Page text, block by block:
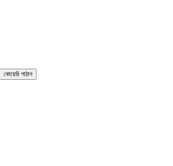
কোয়েরি পাঠান